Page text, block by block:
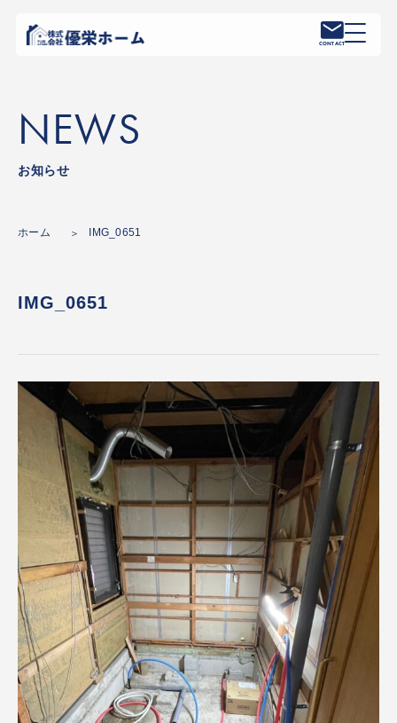
CONTACT
NEWS
お知らせ
ホーム IMG_0651
IMG_0651